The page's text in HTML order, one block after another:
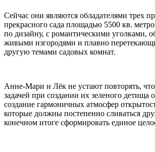
Сейчас они являются обладателями трех
прекрасного сада площадью 5500 кв.
по дизайну, с романтическими уголками,
живыми изгородями и плавно
другую темами садовых комнат.
Анне-Мари и Лёк не устают повторять,
задачей при создании их зеленого детища
создание гармоничных атмосфер
которые должны постепенно сливаться
конечном итоге сформировать единое